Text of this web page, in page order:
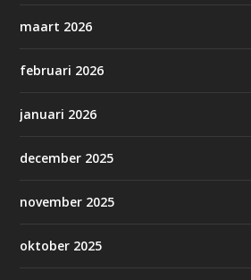
maart 2026
februari 2026
januari 2026
december 2025
november 2025
oktober 2025